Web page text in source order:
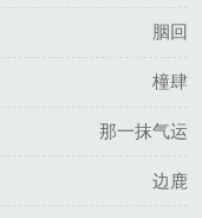
胭回
橦肆
那一抹气运
边鹿